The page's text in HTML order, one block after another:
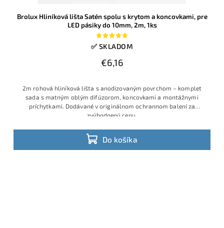
Brolux Hliníková lišta Satén spolu s krytom a koncovkami, pre
LED pásiky do 10mm, 2m, 1ks
✅ SKLADOM
€6,16
Do košíka
2m rohová hliníková lišta s anodizovaným povrchom – komplet
sada s matným oblým difúzorom, koncovkami a montážnymi
príchytkami. Dodávané v originálnom ochrannom balení za
zvýhodnenú cenu.